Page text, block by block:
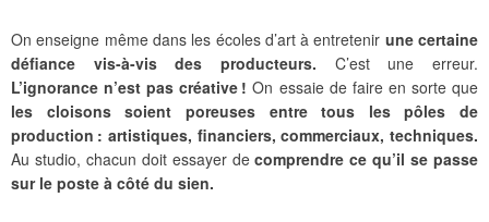
On enseigne même dans les écoles d’art à entretenir une certaine
défiance vis-à-vis des producteurs. C’est une erreur.
L’ignorance n’est pas créative ! On essaie de faire en sorte que
les cloisons soient poreuses entre tous les pôles de
production : artistiques, financiers, commerciaux, techniques.
Au studio, chacun doit essayer decomprendre ce qu’il se passe
sur le poste à côté du sien.